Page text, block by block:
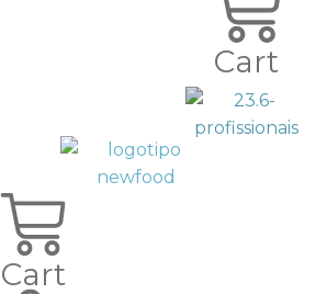
Cart
Cart